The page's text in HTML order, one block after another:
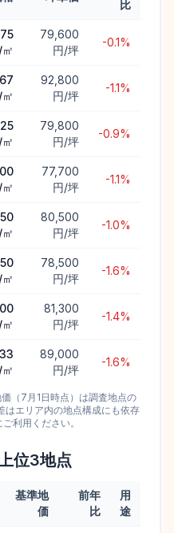
比
79,600
円/坪
-0.1%
92,800
円/坪
-1.1%
79,800
円/坪
-0.9%
77,700
円/坪
-1.1%
80,500
円/坪
-1.0%
78,500
円/坪
-1.6%
81,300
円/坪
-1.4%
89,000
円/坪
-1.6%
（7月1日時点）は調査地点の
はエリア内の地点構成にも依存
利用ください。
位3地点
基準地
価
前年
比
用
途